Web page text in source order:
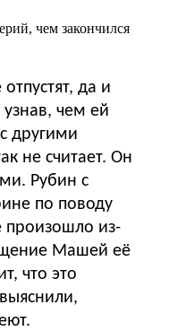
да и
узнав, чем ей
другими
не считает. Он
Рубин с
по поводу
из-
Машей её
что это